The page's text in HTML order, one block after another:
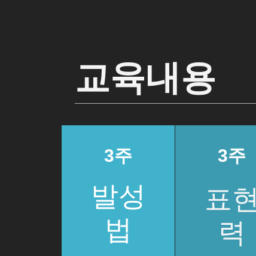
교육내용
3주
발성
법
3주
표현
력